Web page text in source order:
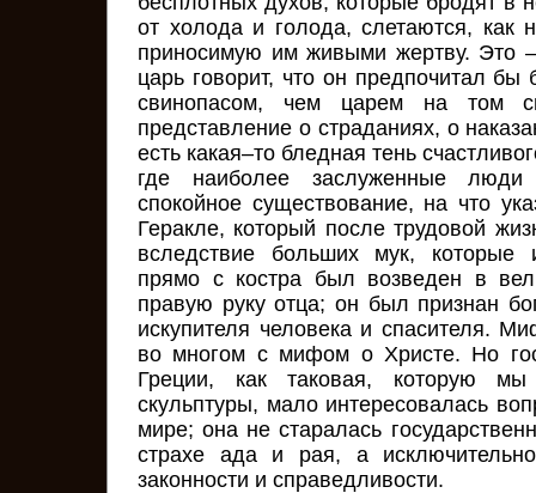
от холода и голода, слетаются, как
приносимую им живыми жертву. Это
царь говорит, что он предпочитал
свинопасом, чем царем на том
представление о страданиях, о
есть какая–то бледная тень
где наиболее заслуженные люди
спокойное существование, на что
Геракле, который после трудовой
вследствие больших мук, которые
прямо с костра был возведен в
правую руку отца; он был признан
искупителя человека и спасителя.
во многом с мифом о Христе. Но
Греции, как таковая, которую
скульптуры, мало интересовалась
мире; она не старалась
страхе ада и рая, а
законности и справедливости.